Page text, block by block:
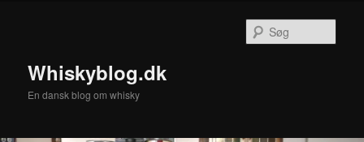
Whiskyblog.dk
En dansk blog om whisky